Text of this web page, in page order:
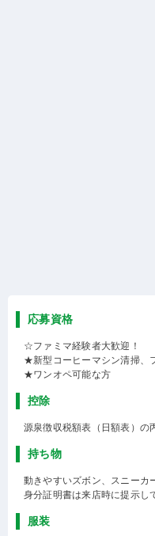
応募資格
☆ファミマ経験者大歓迎！
★新型コーヒーマシン清掃、
★ワンオペ可能な方
控除
源泉徴収税額表（日額表）の
持ち物
動きやすいズボン、スニーカ
身分証明書は来店時に提示し
服装